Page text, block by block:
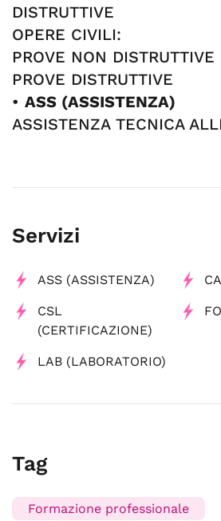
DISTRUTTIVE
OPERE CIVILI:
PROVE NON DISTRUTTIVE
PROVE DISTRUTTIVE
• ASS (ASSISTENZA)
ASSISTENZA TECNICA
Servizi
ASS (ASSISTENZA)
CSL
(CERTIFICAZIONE)
LAB (LABORATORIO)
Tag
Formazione professionale